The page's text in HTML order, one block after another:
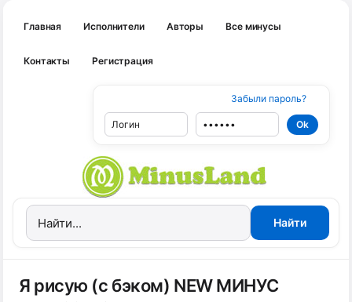
Главная Исполнители Авторы Все минусы
Контакты Регистрация
Забыли пароль?
Я рисую (с бэком) NEW МИНУС